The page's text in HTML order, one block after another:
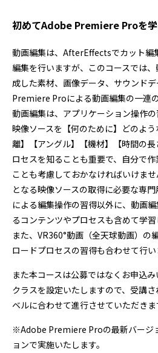
初めてAdobe Premiere Proを学
動画編集は、AfterEffectsでカット
編集を行いますが、このコースでは
成した素材、画像データ、サウンドデ
Premiere Proによる動画編集の一連
動画編集は、アプリケーション操作
映像ソースを【何のために】どのよ
離】【アングル】【機材】【時間の
ロセスを知ることも重要で、自分で
ことも考慮しておかなければいけま
となる映像ソースの取得に必要な専
による編集操作の習得以外に、動画
るコンテンツやプロセスも含めて学習
また、VR360°動画（全天球動画）の
ロードプロセスの習得も合わせて行い
また本コースは公募ではなくお申込
クラスを設定いたしますので、受講
ベルに合わせて進行させていただきま
※Adobe Premiere Proの最新バージ
ョンで実施いたします。